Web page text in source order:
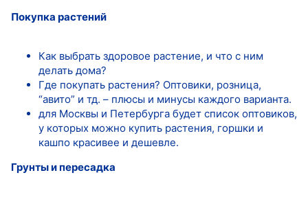
Покупка растений
Как выбрать здоровое растение, и что с ним
делать дома?
Где покупать растения? Оптовики, розница,
“авито” и тд. – плюсы и минусы каждого варианта.
для Москвы и Петербурга будет список оптовиков,
у которых можно купить растения, горшки и
кашпо красивее и дешевле.
Грунты и пересадка